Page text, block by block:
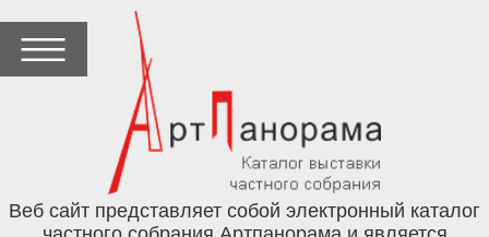
Веб сайт представляет собой электронный каталог